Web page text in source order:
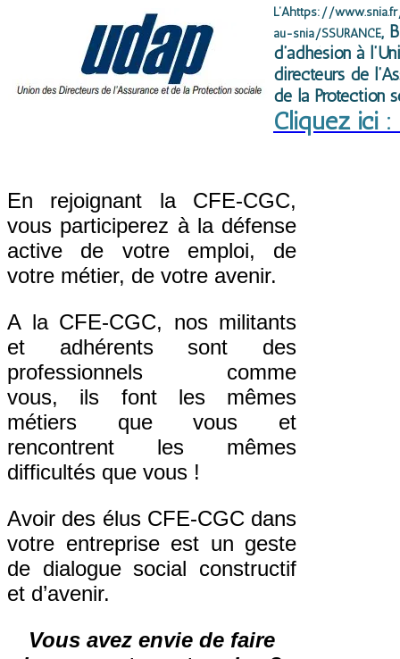
L’Ahttps://
au-snia/SSURANCE,
d’adhésion à
directeurs de
de la Protection
Cliquez ici :
En rejoignant la CFE-CGC,
vous participerez à la défense
active de votre emploi, de
votre métier, de votre avenir. ​
A la CFE-CGC, nos militants
et adhérents sont des
professionnels comme
vous, ils font les mêmes
métiers que vous ​et
rencontrent les mêmes
difficultés que vous !​
​Avoir des élus CFE-CGC dans
votre entreprise est un geste
de dialogue social constructif
et d’avenir. ​
Vous avez envie de faire